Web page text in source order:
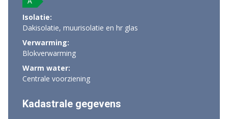
Isolatie:
Dakisolatie, muurisolatie en hr glas
Verwarming:
Blokverwarming
Warm water:
Centrale voorziening
Kadastrale gegevens